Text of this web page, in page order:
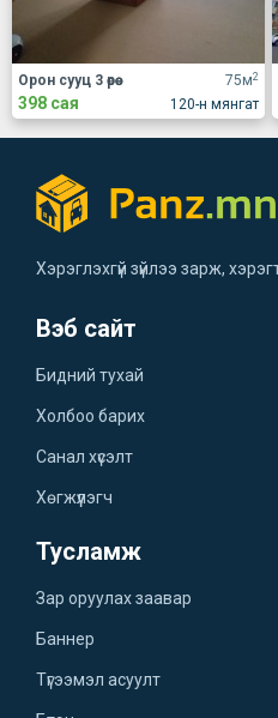
75м2
120-н мянгат
Орон сууц 3 өрөө
398 сая
Хэрэглэхгүй зүйлээ зарж,
Вэб сайт
Бидний тухай
Холбоо барих
Санал хүсэлт
Хөгжүүлэгч
Тусламж
Зар оруулах заавар
Баннер
Түгээмэл асуулт